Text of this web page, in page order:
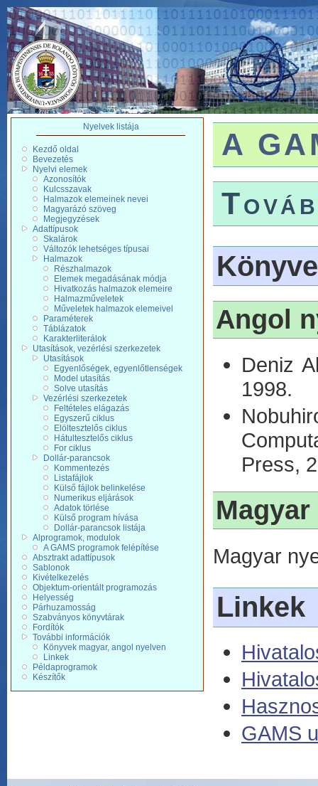
Nyelvek listája
Kezdő oldal
Bevezetés
Nyelvi elemek
Azonosítók
Kulcsszavak
Halmazok elemeinek nevei
Magyarázó szöveg
Megjegyzések
Adattípusok
Skalárok
Változók lehetséges típusai
Halmazok
Részhalmazok
Elemek megadásának módja
Hivatkozás halmazok elemeire
Halmazműveletek
Műveletek halmazok elemeivel
Paraméterek
Táblázatok
Karakterliterálok
Utasítások, vezérlési szerkezetek
Utasítások
Egyenlőségek, egyenlőtlenségek
Model utasítás
Solve utasítás
Vezérlési szerkezetek
Feltételes elágazás
Egyszerű ciklus
Elöltesztelős ciklus
Hátultesztelős ciklus
For ciklus
Dollár-parancsok
Kommentezés
Listafájlok
Külső fájlok belinkelése
Numerikus eljárások
Adatok törlése
Külső program hívása
Dollár-parancsok listája
Alprogramok, modulok
A GAMS programok felépítése
Absztrakt adattípusok
Sablonok
Kivételkezelés
Objektum-orientált programozás
Helyesség
Párhuzamosság
Szabványos könyvtárak
Fordítók
További információk
Könyvek magyar, angol nyelven
Linkek
Példaprogramok
Készítők
A
Angol
Deniz
1998.
Press,
Magyar
Linkek
GAMS